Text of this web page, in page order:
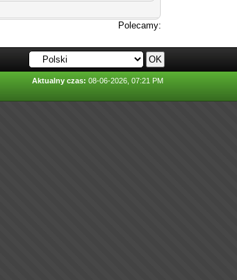
Polecamy:
Aktualny czas: 08-06-2026, 07:21 PM